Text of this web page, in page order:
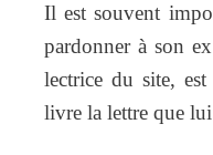
Il est souvent
pardonner à son
lectrice du site,
livre la lettre que